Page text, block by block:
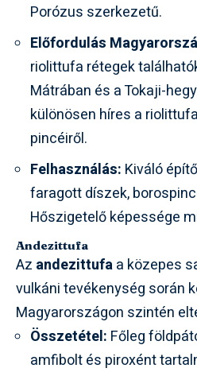
Porózus szerkezetű.
Előfordulás
riolittufa rétegek
Mátrában és aTokaji-
különösen híres a
pincéiről.
Felhasználás: Kiváló
faragott díszek,
Hőszigetelő képessége
Andezittufa
Az andezittufaa közepes
vulkáni tevékenység során
Magyarországon szintén
Összetétel: Főleg
amfiboltés piroxént